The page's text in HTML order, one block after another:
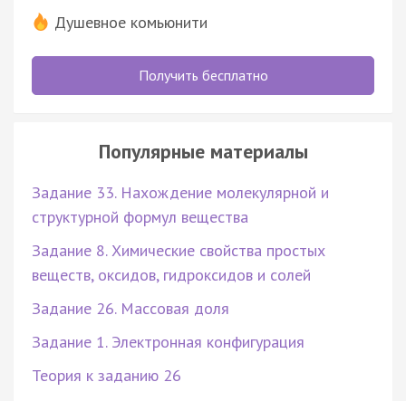
Душевное комьюнити
Получить бесплатно
Популярные материалы
Задание 33. Нахождение молекулярной и
структурной формул вещества
Задание 8. Химические свойства простых
веществ, оксидов, гидроксидов и солей
Задание 26. Массовая доля
Задание 1. Электронная конфигурация
Теория к заданию 26